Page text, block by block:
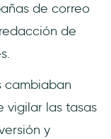
de correo
de
cambiaban
vigilar las tasas
y